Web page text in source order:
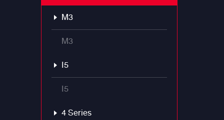
M3
M3
I5
I5
4 Series